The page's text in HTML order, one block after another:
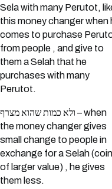
Sela with many Perutot,
this money changer when
comes to purchase
from people , and give to
them a Selah that he
purchases with many
Perutot.
ולא כמות שהוא מצרף – when
the money changer gives
small change to people in
exchange for a Selah (coin
of larger value) , he gives
them less.